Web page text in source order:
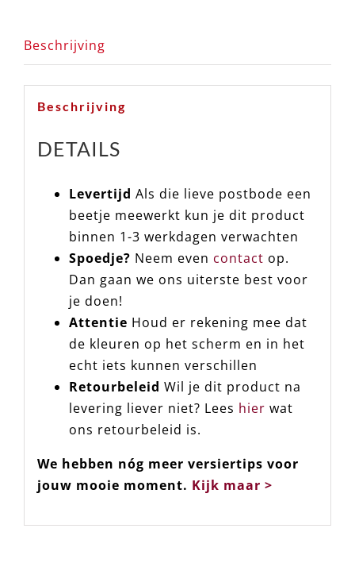
Beschrijving
Beschrijving
DETAILS
Levertijd Als die lieve postbode een
beetje meewerkt kun je dit product
binnen 1-3 werkdagen verwachten
Spoedje? Neem even contact op.
Dan gaan we ons uiterste best voor
je doen!
Attentie Houd er rekening mee dat
de kleuren op het scherm en in het
echt iets kunnen verschillen
Retourbeleid Wil je dit product na
levering liever niet? Lees hier wat
ons retourbeleid is.
We hebben nóg meer versiertips voor
jouw mooie moment. Kijk maar >